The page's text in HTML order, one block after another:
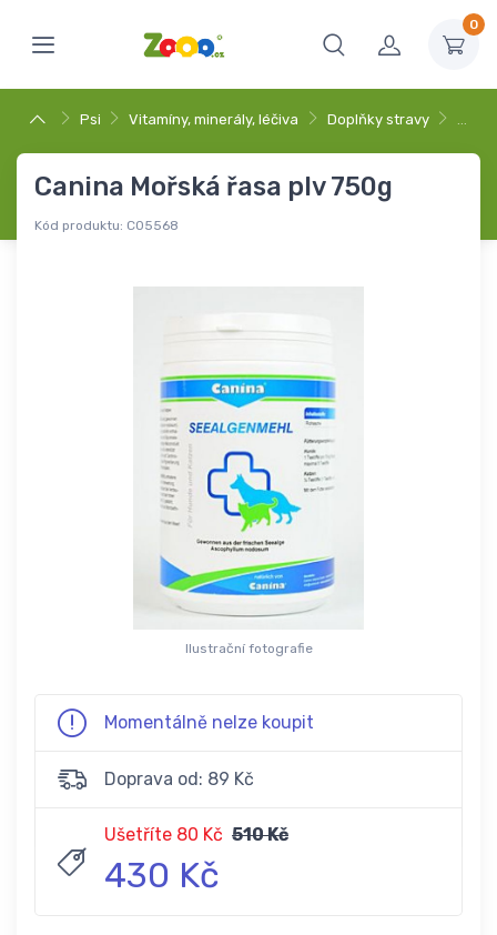
0
Psi Vitamíny, minerály, léčiva Doplňky stravy …
Canina Mořská řasa plv 750g
Kód produktu: C05568
Ilustrační fotografie
Momentálně nelze koupit
Doprava od: 89 Kč
Ušetříte 80 Kč 510 Kč
430 Kč